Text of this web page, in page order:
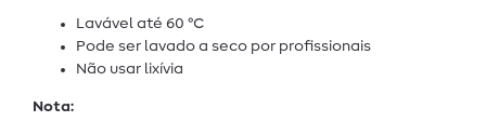
Lavável até 60 °C
Pode ser lavado a seco por profissionais
Não usar lixívia
Nota: